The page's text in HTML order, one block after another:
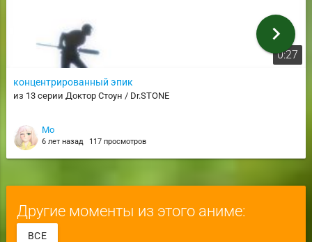
0:27
концентрированный эпик
из 13 серии Доктор Стоун / Dr.STONE
Mo
6 лет назад 117 просмотров
chevron_right
Другие моменты из этого аниме:
ВСЕ